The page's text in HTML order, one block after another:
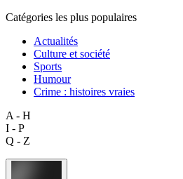
Catégories les plus populaires
Actualités
Culture et société
Sports
Humour
Crime : histoires vraies
A - H
I - P
Q - Z